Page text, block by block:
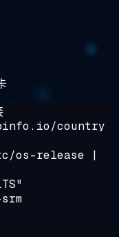
country
os-release |